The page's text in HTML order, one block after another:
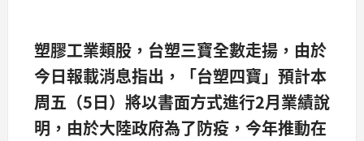
塑膠工業類股，台塑三寶全數走揚，由於
今日報載消息指出，「台塑四寶」預計本
周五（5日）將以書面方式進行2月業績說
明，由於大陸政府為了防疫，今年推動在